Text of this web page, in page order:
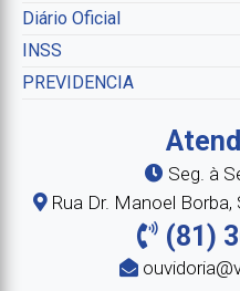
Diário Oficial
INSS
PREVIDENCIA
Seg. à
Rua Dr. Manoel Borba,
(81)